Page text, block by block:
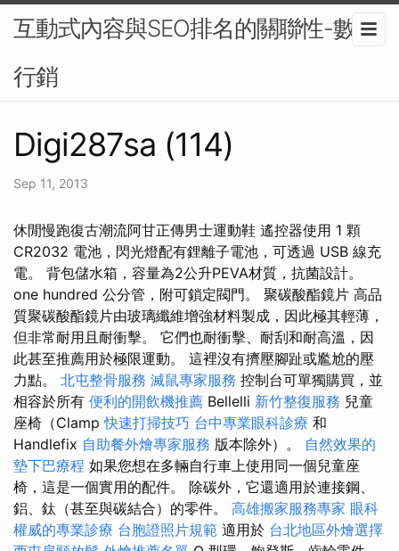
互動式內容與SEO排名的關聯性-數位
行銷
Digi287sa (114)
Sep 11, 2013
休閒慢跑復古潮流阿甘正傳男士運動鞋 遙控器使用 1 顆
CR2032 電池，閃光燈配有鋰離子電池，可透過 USB 線充
電。 背包儲水箱，容量為2公升PEVA材質，抗菌設計。
one hundred 公分管，附可鎖定閥門。 聚碳酸酯鏡片 高品
質聚碳酸酯鏡片由玻璃纖維增強材料製成，因此極其輕薄，
但非常耐用且耐衝擊。 它們也耐衝擊、耐刮和耐高溫，因
此甚至推薦用於極限運動。 這裡沒有擠壓腳趾或尷尬的壓
力點。 北屯整骨服務 滅鼠專家服務 控制台可單獨購買，並
相容於所有 便利的開飲機推薦 Bellelli 新竹整復服務 兒童
座椅（Clamp快速打掃技巧 台中專業眼科診療 和
Handlefix 自助餐外燴專家服務 版本除外）。 自然效果的
墊下巴療程 如果您想在多輛自行車上使用同一個兒童座
椅，這是一個實用的配件。 除碳外，它還適用於連接鋼、
鋁、鈦（甚至與碳結合）的零件。 高雄搬家服務專家 眼科
權威的專業診療 台胞證照片規範 適用於 台北地區外燴選擇